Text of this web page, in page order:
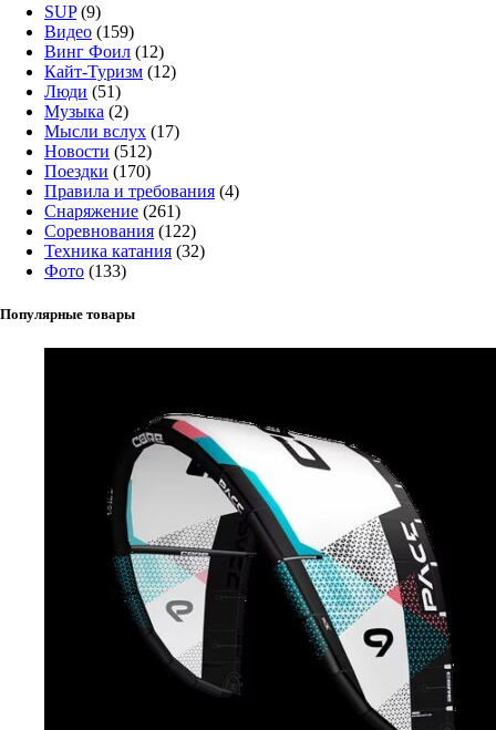
SUP(9)
Видео (159)
Винг Фоил (12)
Кайт-Туризм (12)
Люди (51)
Музыка (2)
Мысли вслух (17)
Новости (512)
Поездки (170)
Правила и требования (4)
Снаряжение (261)
Соревнования (122)
Техника катания (32)
Фото (133)
Популярные товары